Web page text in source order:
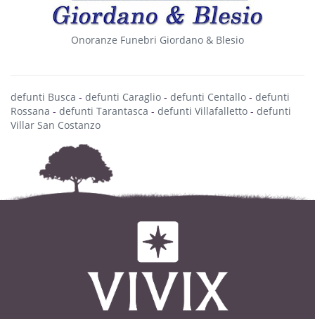
Onoranze Funebri Giordano & Blesio
defunti Busca - defunti Caraglio - defunti Centallo - defunti
Rossana - defunti Tarantasca - defunti Villafalletto - defunti
Villar San Costanzo